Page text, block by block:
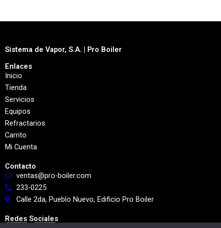
Sistema de Vapor, S.A. | Pro Boiler
Enlaces
Inicio
Tienda
Servicios
Equipos
Refractarios
Carrito
Mi Cuenta
Contacto
ventas@pro-boiler.com
233-0225
Calle 2da, Pueblo Nuevo, Edificio Pro Boiler
Redes Sociales